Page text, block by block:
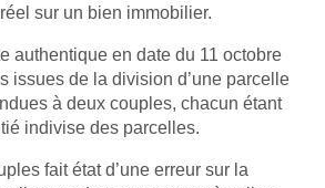
réel sur un bien immobilier.
authentique en date du 11 octobre
issues de la division d’une parcelle
à deux couples, chacun étant
indivise des parcelles.
fait état d’une erreur sur la